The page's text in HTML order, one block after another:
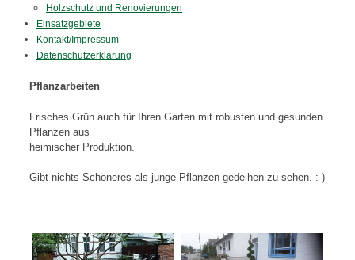
Holzschutz und Renovierungen
Einsatzgebiete
Kontakt/Impressum
Datenschutzerklärung
Pflanzarbeiten
Frisches Grün auch für Ihren Garten mit robusten und gesunden
Pflanzen aus
heimischer Produktion.
Gibt nichts Schöneres als junge Pflanzen gedeihen zu sehen. :-)